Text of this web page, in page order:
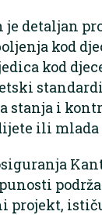
detaljan
kod
kod
stanja i
ili
projekt,